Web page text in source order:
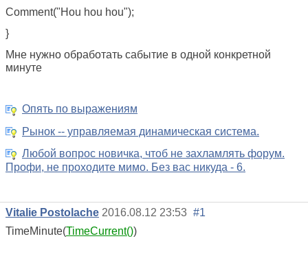
Comment("Hou hou hou");
}
Мне нужно обработать сабытие в одной конкретной
минуте
Опять по выражениям
Рынок -- управляемая динамическая система.
Любой вопрос новичка, чтоб не захламлять форум.
Профи, не проходите мимо. Без вас никуда - 6.
Vitalie Postolache 2016.08.12 23:53 #1
TimeMinute(TimeCurrent())